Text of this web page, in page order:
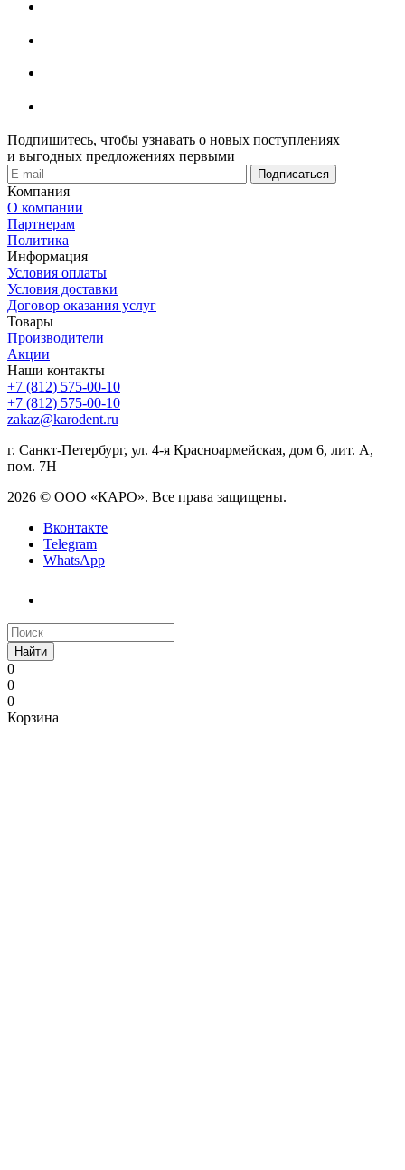
Подпишитесь, чтобы узнавать о новых поступлениях
и выгодных предложениях первыми
Компания
О компании
Партнерам
Политика
Информация
Условия оплаты
Условия доставки
Договор оказания услуг
Товары
Производители
Акции
Наши контакты
+7 (812) 575-00-10
+7 (812) 575-00-10
zakaz@karodent.ru
г. Санкт-Петербург, ул. 4-я Красноармейская, дом 6, лит. А,
пом. 7Н
2026 © ООО «КАРО». Все права защищены.
Вконтакте
Telegram
WhatsApp
Найти
0
0
0
Корзина